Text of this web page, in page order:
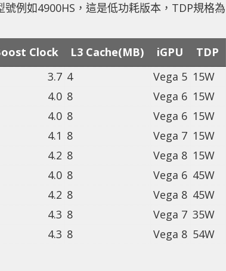
例如4900HS，這是低功耗版本，TDP規格為
Clock L3 Cache(MB) iGPU
TDP
3.7 4 Vega 5 15W
4.0 8 Vega 6 15W
4.0 8 Vega 6 15W
4.1 8 Vega 7 15W
4.2 8 Vega 8 15W
4.0 8 Vega 6 45W
4.2 8 Vega 8 45W
4.3 8 Vega 7 35W
4.3 8 Vega 8 54W